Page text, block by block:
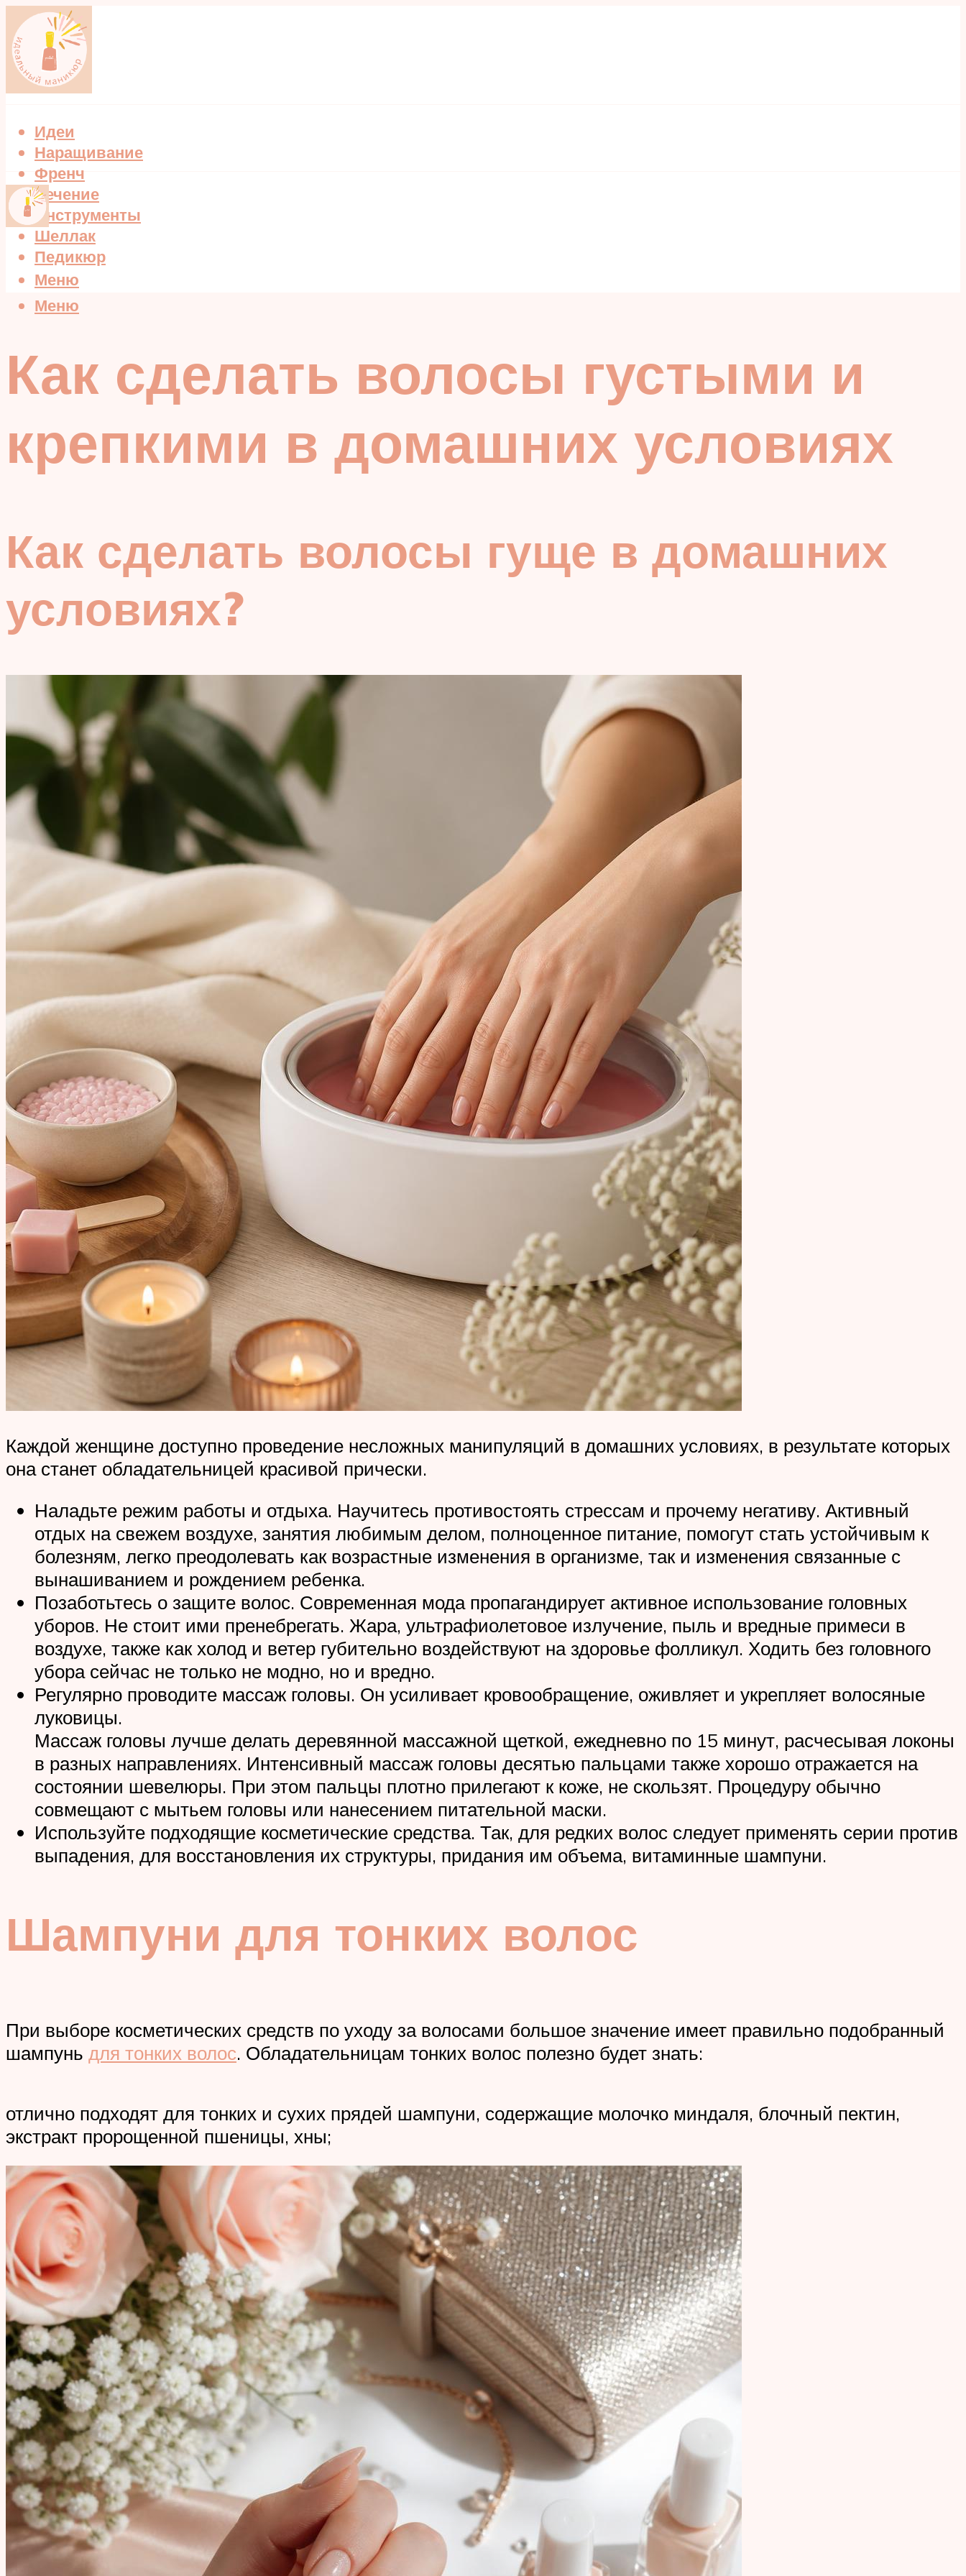
Идеи
Наращивание
Френч
Лечение
Инструменты
Шеллак
Педикюр
Меню
Меню
Как сделать волосы густыми и
крепкими в домашних условиях
Как сделать волосы гуще в домашних
условиях?
Каждой женщине доступно проведение несложных манипуляций в домашних условиях, в результате которых
она станет обладательницей красивой прически.
Наладьте режим работы и отдыха. Научитесь противостоять стрессам и прочему негативу. Активный
отдых на свежем воздухе, занятия любимым делом, полноценное питание, помогут стать устойчивым к
болезням, легко преодолевать как возрастные изменения в организме, так и изменения связанные с
вынашиванием и рождением ребенка.
Позаботьтесь о защите волос. Современная мода пропагандирует активное использование головных
уборов. Не стоит ими пренебрегать. Жара, ультрафиолетовое излучение, пыль и вредные примеси в
воздухе, также как холод и ветер губительно воздействуют на здоровье фолликул. Ходить без головного
убора сейчас не только не модно, но и вредно.
Регулярно проводите массаж головы. Он усиливает кровообращение, оживляет и укрепляет волосяные
луковицы.
Массаж головы лучше делать деревянной массажной щеткой, ежедневно по 15 минут, расчесывая локоны
в разных направлениях. Интенсивный массаж головы десятью пальцами также хорошо отражается на
состоянии шевелюры. При этом пальцы плотно прилегают к коже, не скользят. Процедуру обычно
совмещают с мытьем головы или нанесением питательной маски.
Используйте подходящие косметические средства. Так, для редких волос следует применять серии против
выпадения, для восстановления их структуры, придания им объема, витаминные шампуни.
Шампуни для тонких волос
При выборе косметических средств по уходу за волосами большое значение имеет правильно подобранный
шампунь для тонких волос. Обладательницам тонких волос полезно будет знать:
отлично подходят для тонких и сухих прядей шампуни, содержащие молочко миндаля, блочный пектин,
экстракт пророщенной пшеницы, хны;